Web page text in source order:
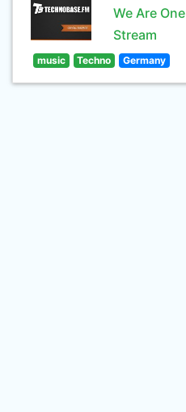
We Are One
Stream
music Techno Germany